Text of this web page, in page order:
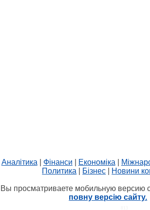
Аналітика Фінанси Економіка
Политика
Бізнес Новини
Вы просматриваете мобильную версию
повну версію сайту.